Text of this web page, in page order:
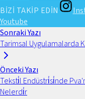
BİZİ TAKİP EDİN
Youtube
Sonraki Yazı
Tarimsal Uygulamalarda
Önceki Yazı
Teksti̇l Endüstri̇si̇nde
Nelerdi̇r